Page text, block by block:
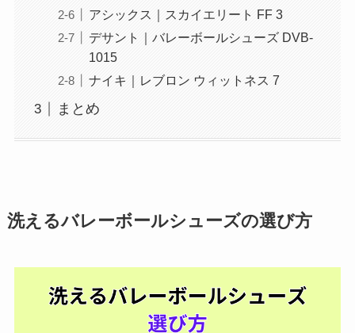
アシックス｜スカイエリート FF 3
デサント｜バレーボールシューズ DVB-
1015
ナイキ｜レブロン ウィットネス 7
まとめ
洗えるバレーボールシューズの選び方